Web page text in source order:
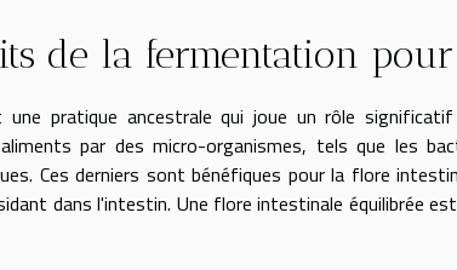
de la fermentation
pratique ancestrale qui joue un rôle
par des micro-organismes, tels que les
Ces derniers sont bénéfiques pour la flore
dans l'intestin. Une flore intestinale équilibrée